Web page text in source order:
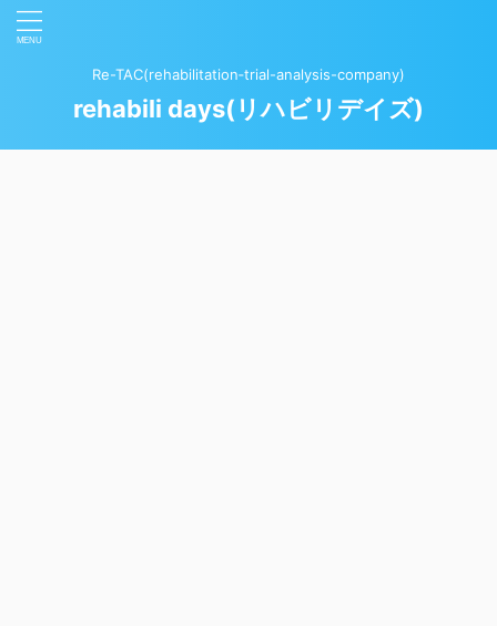
Re-TAC(rehabilitation‐trial-analysis-company)
rehabili days(リハビリデイズ)